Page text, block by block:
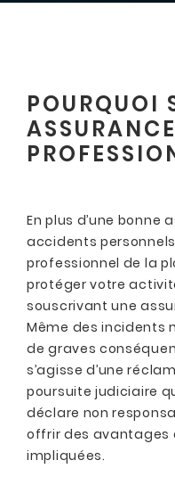
POURQUOI
ASSURANCE
En plus d’une bonne
accidents
professionnel de la
protéger votre
souscrivant une
Même des incidents
de graves
s’agisse d’une
poursuite judiciaire
déclare non
offrir des avantages
impliquées.